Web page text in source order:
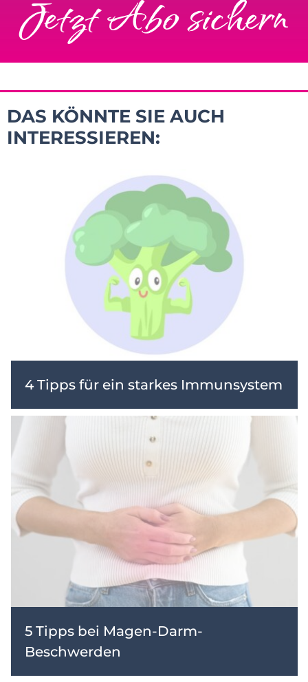
Jetzt Abo sichern
DAS KÖNNTE SIE AUCH
INTERESSIEREN:
4 Tipps für ein starkes Immunsystem
5 Tipps bei Magen-Darm-
Beschwerden